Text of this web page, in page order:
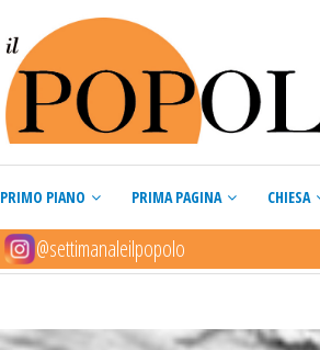
PRIMO PIANO PRIMA PAGINA CHIESA
@settimanaleilpopolo